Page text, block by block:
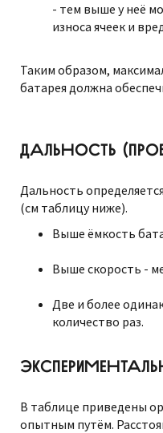
- тем выше у неё
износа ячеек и
Таким образом,
батарея должна
ДАЛЬНОСТЬ
Дальность
(см таблицу ниже).
Выше ёмкость
Выше скорость -
Две и более
количество раз.
В таблице приведены
опытным путём.